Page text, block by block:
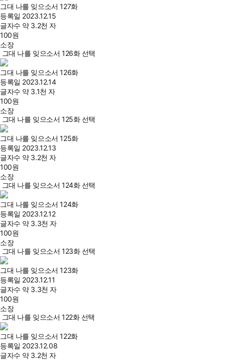
그대 나를 잊으소서 127화
등록일 2023.12.15
글자수 약 3.2천 자
100원
소장
그대 나를 잊으소서 126화 선택
그대 나를 잊으소서 126화
등록일 2023.12.14
글자수 약 3.1천 자
100원
소장
그대 나를 잊으소서 125화 선택
그대 나를 잊으소서 125화
등록일 2023.12.13
글자수 약 3.2천 자
100원
소장
그대 나를 잊으소서 124화 선택
그대 나를 잊으소서 124화
등록일 2023.12.12
글자수 약 3.3천 자
100원
소장
그대 나를 잊으소서 123화 선택
그대 나를 잊으소서 123화
등록일 2023.12.11
글자수 약 3.3천 자
100원
소장
그대 나를 잊으소서 122화 선택
그대 나를 잊으소서 122화
등록일 2023.12.08
글자수 약 3.2천 자